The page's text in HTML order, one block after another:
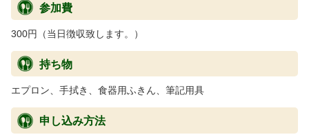
参加費
300円（当日徴収致します。）
持ち物
エプロン、手拭き、食器用ふきん、筆記用具
申し込み方法